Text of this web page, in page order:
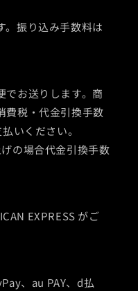
。振り込み手数料は
でお送りします。商
費税・代金引換手数
いください。
の場合代金引換手数
EXPRESS がご
、au PAY、d払